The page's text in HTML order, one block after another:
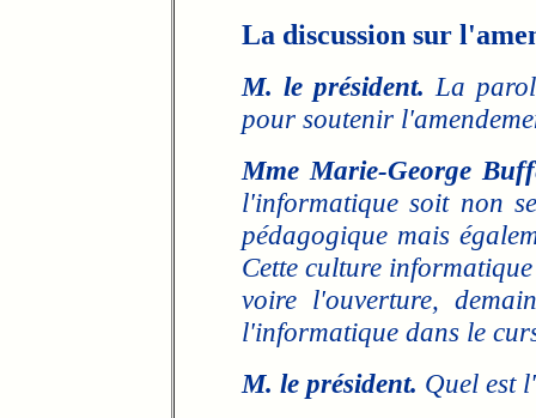
La discussion sur
M. le président. La
pour soutenir
Mme Marie-George
l'informatique soit non
pédagogique mais
Cette culture
voire l'ouverture,
l'informatique dans le
M. le président. Quel est